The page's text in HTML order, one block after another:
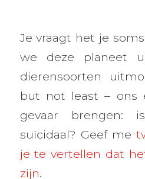
Je vraagt het je
we deze planeet
dierensoorten
but not least – ons
gevaar brengen:
suïcidaal? Geef me
je te vertellen dat
zijn.